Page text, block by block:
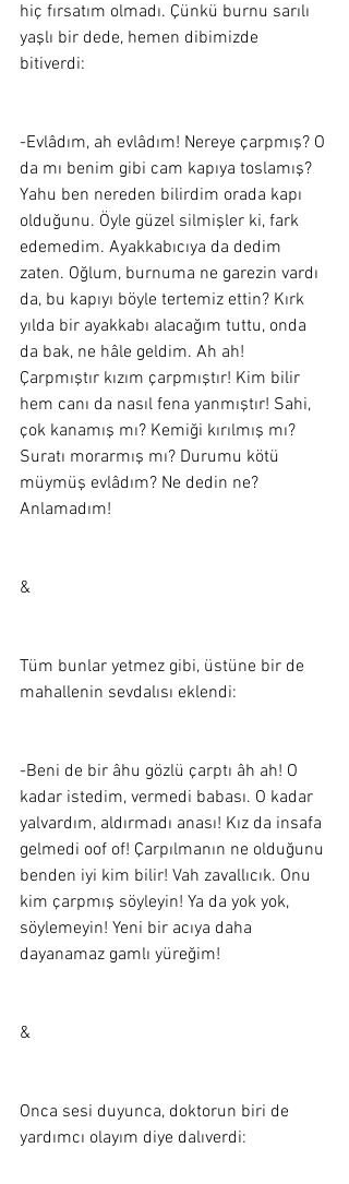
hiç fırsatım olmadı. Çünkü burnu sarılı
yaşlı bir dede, hemen dibimizde
bitiverdi:
-Evlâdım, ah evlâdım! Nereye çarpmış? O
da mı benim gibi cam kapıya toslamış?
Yahu ben nereden bilirdim orada kapı
olduğunu. Öyle güzel silmişler ki, fark
edemedim. Ayakkabıcıya da dedim
zaten. Oğlum, burnuma ne garezin vardı
da, bu kapıyı böyle tertemiz ettin? Kırk
yılda bir ayakkabı alacağım tuttu, onda
da bak, ne hâle geldim. Ah ah!
Çarpmıştır kızım çarpmıştır! Kim bilir
hem canı da nasıl fena yanmıştır! Sahi,
çok kanamış mı? Kemiği kırılmış mı?
Suratı morarmış mı? Durumu kötü
müymüş evlâdım? Ne dedin ne?
Anlamadım!
&
Tüm bunlar yetmez gibi, üstüne bir de
mahallenin sevdalısı eklendi:
-Beni de bir âhu gözlü çarptı âh ah! O
kadar istedim, vermedi babası. O kadar
yalvardım, aldırmadı anası! Kız da insafa
gelmedi oof of! Çarpılmanın ne olduğunu
benden iyi kim bilir! Vah zavallıcık. Onu
kim çarpmış söyleyin! Ya da yok yok,
söylemeyin! Yeni bir acıya daha
dayanamaz gamlı yüreğim!
&
Onca sesi duyunca, doktorun biri de
yardımcı olayım diye dalıverdi: